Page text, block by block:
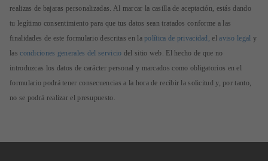
realizas de bajaras personalizadas. Al marcar la casilla de aceptación, estás dando
tu legítimo consentimiento para que tus datos sean tratados conforme a las
finalidades de este formulario descritas en lapolítica de privacidad, elaviso legal y
lascondiciones generales del servicio del sitio web. El hecho de que no
introduzcas los datos de carácter personal y marcados como obligatorios en el
formulario podrá tener consecuencias a la hora de recibir la solicitud y, por tanto,
no se podrá realizar el presupuesto.